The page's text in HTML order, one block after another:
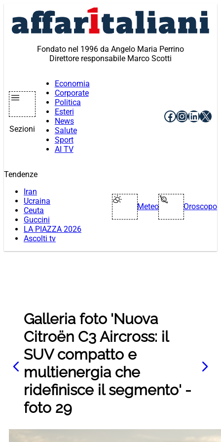
contenuto
Fondato nel 1996 da Angelo Maria Perrino
Direttore responsabile Marco Scotti
Sezioni
Economia
Corporate
Politica
Esteri
News
Salute
Sport
AI TV
Facebook
X
Tendenze
Iran
Ucraina
Ceuta
Guccini
LA PIAZZA 2026
Ascolti tv
Meteo Oroscopo
Galleria foto 'Nuova
Citroën C3 Aircross: il
SUV compatto e
multienergia che
ridefinisce il segmento' -
foto 29